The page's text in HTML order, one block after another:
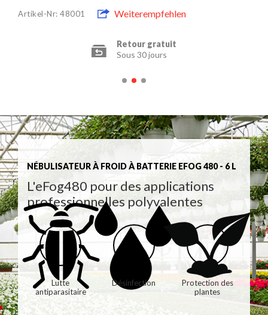
Artikel-Nr: 48001 Weiterempfehlen
Retour gratuit
Sous 30 jours
NÉBULISATEUR À FROID À BATTERIE EFOG 480 - 6 L
L'eFog480 pour des applications
professionnelles polyvalentes
Lutte
antiparasitaire
Désinfection
Protection des
plantes